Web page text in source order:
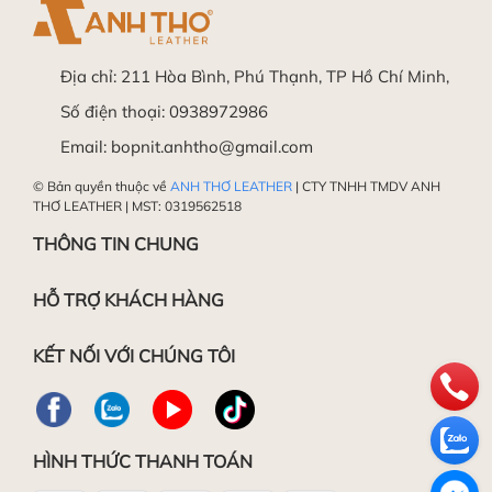
- Sau đó cắt bớt dây theo hướng dẫn:
Trong trường hợp vẫn chưa thực hiện được, Quý
khách hàng vui lòng mang sản phẩm đến Shop
để được Hỗ trợ miễn phí.
Chúc các bạn thành công!
Làm mềm da
Đánh bóng da
Địa chỉ: 211 Hòa Bình, Phú Thạnh, TP Hồ Chí Minh,
Số điện thoại: 0938972986
Email: bopnit.anhtho@gmail.com
© Bản quyền thuộc về ANH THƠ LEATHER | CTY TNHH TMDV ANH
THƠ LEATHER | MST: 0319562518
THÔNG TIN CHUNG
HỖ TRỢ KHÁCH HÀNG
KẾT NỐI VỚI CHÚNG TÔI
HÌNH THỨC THANH TOÁN